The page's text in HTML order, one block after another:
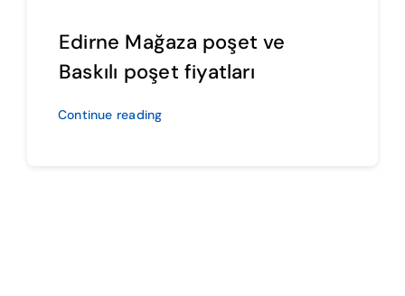
Edirne Mağaza poşet ve
Baskılı poşet fiyatları
Continue reading